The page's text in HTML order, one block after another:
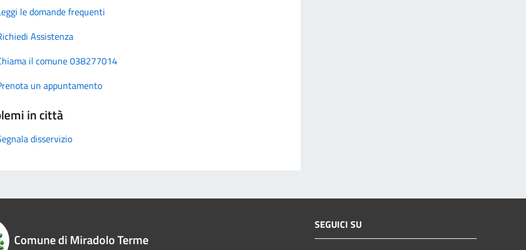
le domande frequenti
Assistenza
il comune 038277014
un appuntamento
in città
disservizio
Comune di Miradolo Terme
SEGUICI SU